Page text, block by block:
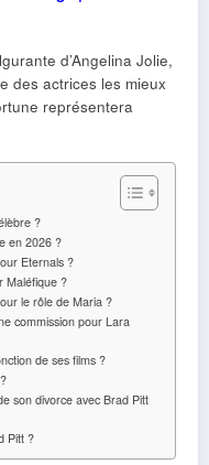
d’Angelina Jolie,
des actrices les mieux
représentera
?
en 2026 ?
Eternals ?
Maléfique ?
le rôle de Maria ?
commission pour Lara
de ses films ?
son divorce avec Brad Pitt
Pitt ?